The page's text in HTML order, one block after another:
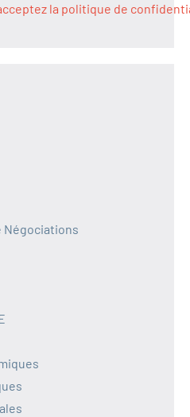
la politique de
Négociations